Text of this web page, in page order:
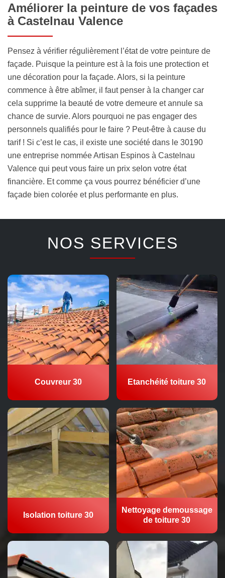
Améliorer la peinture de vos façades
à Castelnau Valence
Pensez à vérifier régulièrement l’état de votre peinture de
façade. Puisque la peinture est à la fois une protection et
une décoration pour la façade. Alors, si la peinture
commence à être abîmer, il faut penser à la changer car
cela supprime la beauté de votre demeure et annule sa
chance de survie. Alors pourquoi ne pas engager des
personnels qualifiés pour le faire ? Peut-être à cause du
tarif ! Si c’est le cas, il existe une société dans le 30190
une entreprise nommée Artisan Espinos à Castelnau
Valence qui peut vous faire un prix selon votre état
financière. Et comme ça vous pourrez bénéficier d’une
façade bien colorée et plus performante en plus.
NOS SERVICES
Couvreur 30 Etanchéité toiture 30
Isolation toiture 30
Nettoyage demoussage
de toiture 30